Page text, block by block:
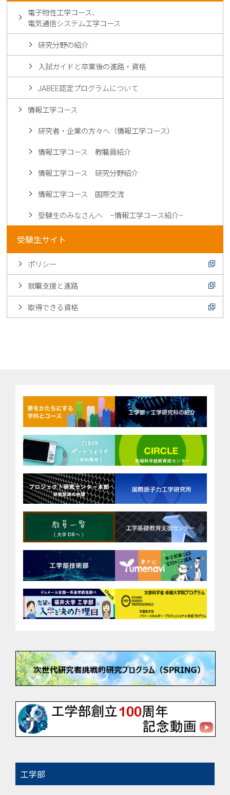
電子物性工学コース、
電気通信システム工学コース
研究分野の紹介
入試ガイドと卒業後の進路・資格
JABEE認定プログラムについて
情報工学コース
研究者・企業の方々へ（情報工学コース）
情報工学コース 教職員紹介
情報工学コース 研究分野紹介
情報工学コース 国際交流
受験生のみなさんへ –情報工学コース紹介–
受験生サイト
ポリシー
就職支援と進路
取得できる資格
工学部